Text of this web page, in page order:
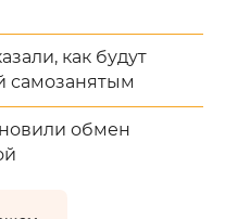
как будут
самозанятым
обмен